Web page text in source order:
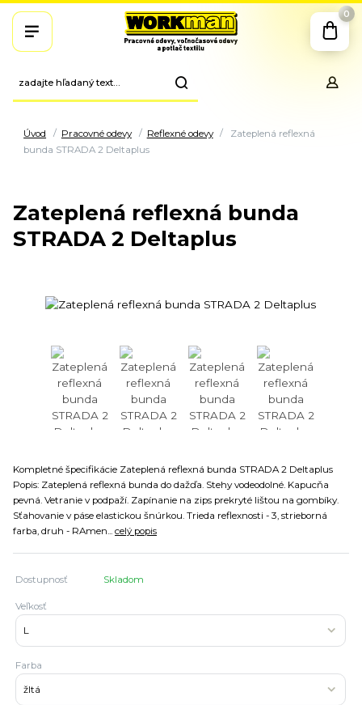
0
Úvod Pracovné odevy Reflexné odevy
Zateplená reflexná
bunda STRADA 2 Deltaplus
Zateplená reflexná bunda
STRADA 2 Deltaplus
Kompletné špecifikácie Zateplená reflexná bunda STRADA 2 Deltaplus
Popis: Zateplená reflexná bunda do dažďa. Stehy vodeodolné. Kapucňa
pevná. Vetranie v podpaží. Zapínanie na zips prekryté lištou na gombíky.
Sťahovanie v páse elastickou šnúrkou. Trieda reflexnosti - 3, strieborná
farba, druh - RAmen... celý popis
Dostupnosť Skladom
Veľkosť
Farba